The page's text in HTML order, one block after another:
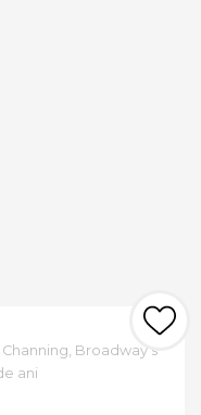
Channing, Broadway's
ani